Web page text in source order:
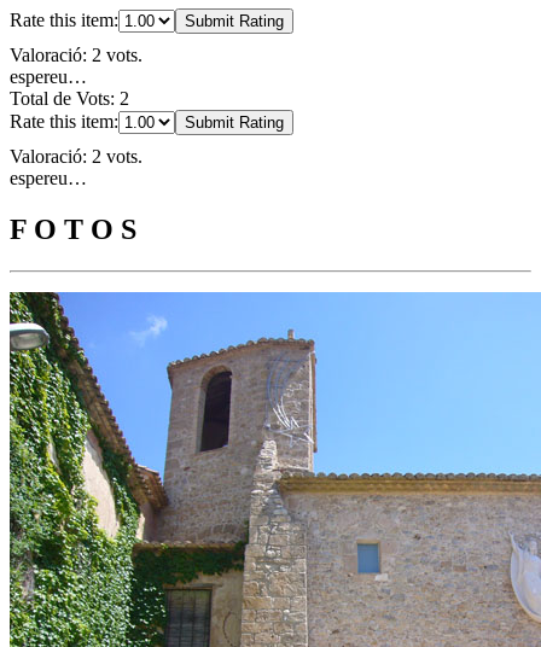
Rate this item: Submit Rating
Valoració: 2 vots.
espereu…
Total de Vots: 2
Rate this item:
Submit Rating
Valoració: 2 vots.
espereu…
F O T O S